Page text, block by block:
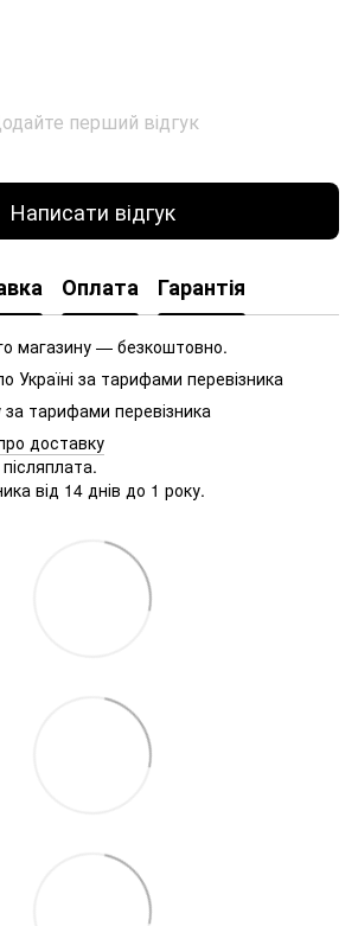
перший відгук
Написати відгук
Оплата Гарантія
магазину — безкоштовно.
за тарифами перевізника
тарифами перевізника
доставку
від 14 днів до 1 року.